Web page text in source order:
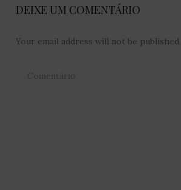
DEIXE UM COMENTÁRIO
Your email address will not be published.